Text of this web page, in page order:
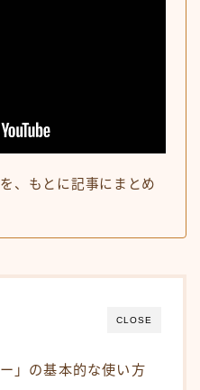
、もとに記事にまとめ
CLOSE
」の基本的な使い方